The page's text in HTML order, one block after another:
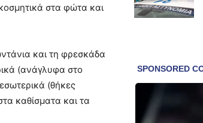
στα φώτα και
και τη φρεσκάδα
(ανάγλυφα στο
(θήκες
καθίσματα και τα